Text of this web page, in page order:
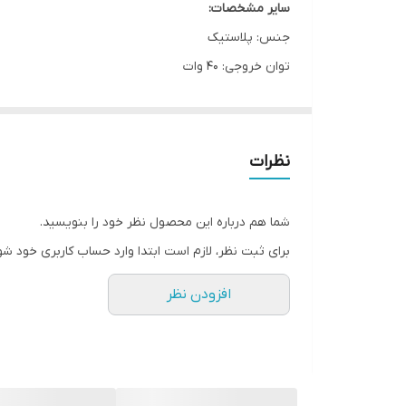
سایر مشخصات:
​​​​​​جنس: پلاستیک
توان خروجی: 40 وات
اقلام همراه: کنترل/یک عدد میکروفون وایرلس/آداپتور
باتری :7.4V4500MAh
نظرات
شما هم درباره این محصول نظر خود را بنویسید.
برای ثبت نظر، لازم است ابتدا وارد حساب کاربری خود
افزودن نظر